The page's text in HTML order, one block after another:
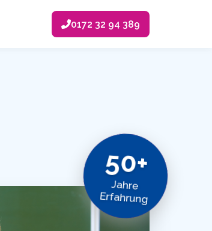
0172 32 94 389
50+
Jahre
Erfahrung